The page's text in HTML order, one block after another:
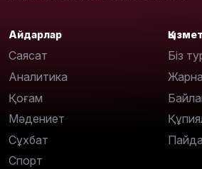
Айдарлар
Саясат
Аналитика
Қоғам
Мәдениет
Сұхбат
Спорт
Қызмет
Біз